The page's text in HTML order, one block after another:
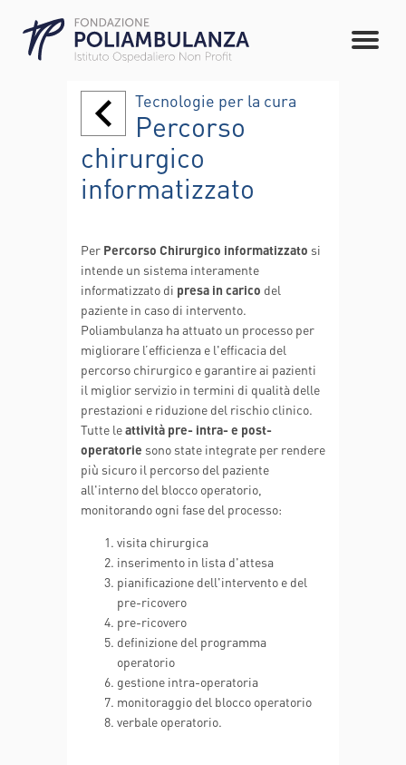
Tecnologie per la cura
Percorso
chirurgico
informatizzato
Per Percorso Chirurgico informatizzato si
intende un sistema interamente
informatizzato di presa in carico del
paziente in caso di intervento.
Poliambulanza ha attuato un processo per
migliorare l’efficienza e l'efficacia del
percorso chirurgico e garantire ai pazienti
il miglior servizio in termini di qualità delle
prestazioni e riduzione del rischio clinico.
Tutte leattività pre- intra- e post-
operatorie sono state integrate per rendere
più sicuro il percorso del paziente
all'interno del blocco operatorio,
monitorando ogni fase del processo:
visita chirurgica
inserimento in lista d'attesa
pianificazione dell'intervento e del
pre-ricovero
pre-ricovero
definizione del programma
operatorio
gestione intra-operatoria
monitoraggio del blocco operatorio
verbale operatorio.